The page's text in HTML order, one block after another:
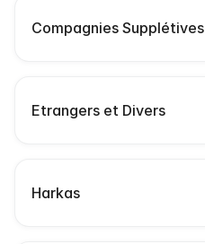
Compagnies Supplétives
Etrangers et Divers
Harkas